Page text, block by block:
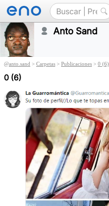
Anto Sand
@anto.sand > Carpetas > Publicaciones > 0 (6)
0 (6)